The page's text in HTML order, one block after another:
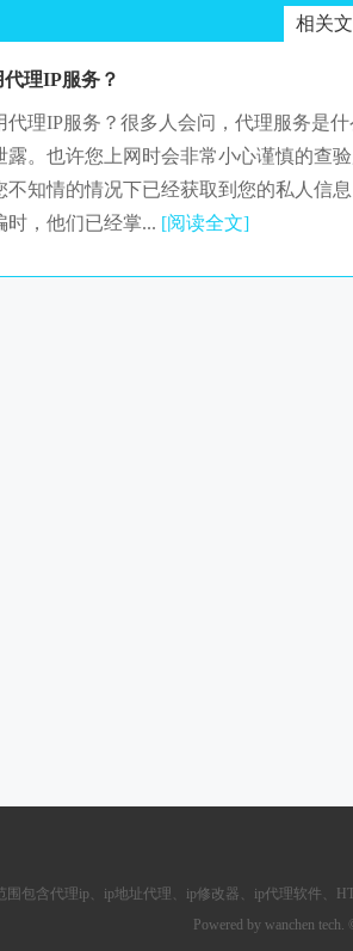
相关
理IP服务？
IP服务？很多人会问，代理服务是什
露。也许您上网时会非常小心谨慎的查
不知情的情况下已经获取到您的私人信
时，他们已经掌... [阅读全文]
围包含代理ip 、ip地址代理、ip修改器、 ip代理软件
Powered by wanchen